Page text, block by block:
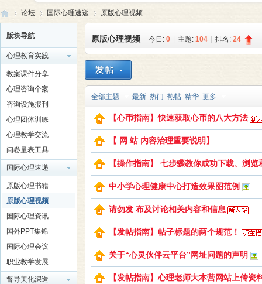
心 »
论坛
›
国际心理速递
›
原版心理视频
版块导航
心理教育实践
教案课件分享
心理咨询个案
咨询设施报刊
心理团体训练
心理教学交流
问卷量表工具
国际心理速递
原版心理书籍
原版心理视频
国际心理资讯
国外PPT集锦
国际心理会议
职业教学发展
督导美化深造
原版心理视频 今日: 0 主题: 104 排名: 24
全部主题 最新 热门 热帖 精华 更多
【心币指南】快速获取心币的八大方法
【 网 站 内容治理重要说明】
【操作指南】 七步骤教你成功下载、浏
中小学心理健康中心打造效果图范例 ...
请勿发 布及讨论相关内容和信息
【发帖指南】帖子标题的两个规范！
关于“心灵伙伴云平台”网址问题的声明
【发帖指南】心理老师大本营网站上传资